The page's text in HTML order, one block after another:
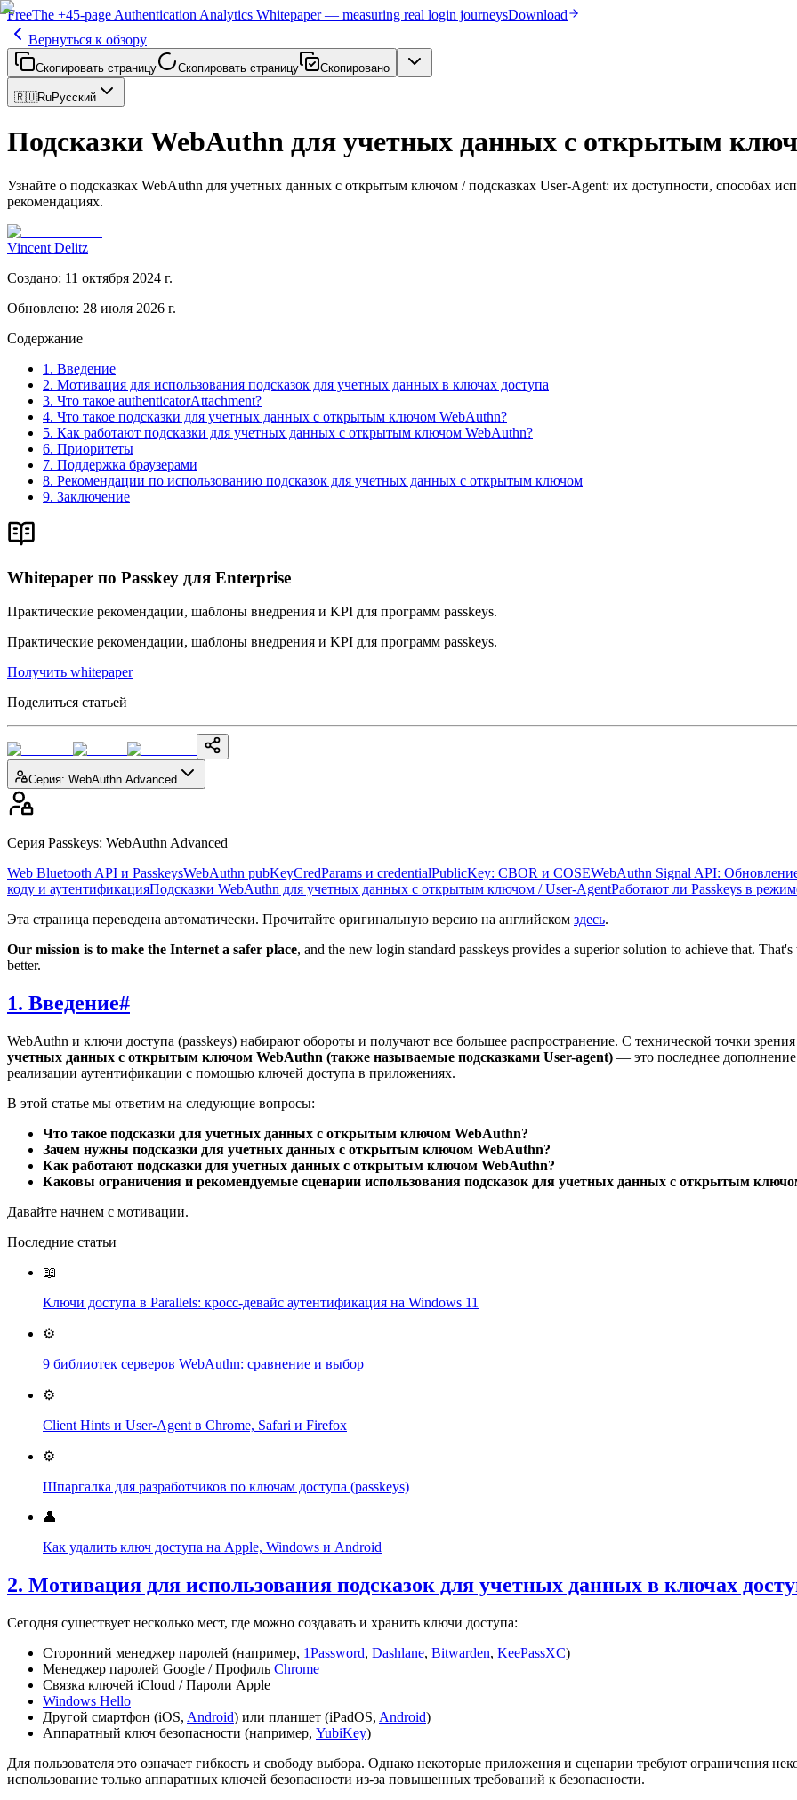
FreeThe +45-page Authentication Analytics Whitepaper — measuring real login journeysDownload
Вернуться к обзору
Скопировать страницу Скопировать страницу Скопировано
🇷🇺RuРусский
Подсказки WebAuthn для учетных данных с открытым
Узнайте о подсказках WebAuthn для учетных данных с открытым ключом / подсказках User-Agent: их доступности, способах
рекомендациях.
Vincent Delitz
Создано: 11 октября 2024 г.
Обновлено: 28 июля 2026 г.
Содержание
1. Введение
2. Мотивация для использования подсказок для учетных данных в ключах доступа
3. Что такое authenticatorAttachment?
4. Что такое подсказки для учетных данных с открытым ключом WebAuthn?
5. Как работают подсказки для учетных данных с открытым ключом WebAuthn?
6. Приоритеты
7. Поддержка браузерами
8. Рекомендации по использованию подсказок для учетных данных с открытым ключом
9. Заключение
Whitepaper по Passkey для Enterprise
Практические рекомендации, шаблоны внедрения и KPI для программ passkeys.
Практические рекомендации, шаблоны внедрения и KPI для программ passkeys.
Получить whitepaper
Поделиться статьей
Серия: WebAuthn Advanced
Серия Passkeys: WebAuthn Advanced
Web Bluetooth API и PasskeysWebAuthn pubKeyCredParams и credentialPublicKey: CBOR и COSEWebAuthn Signal API:
коду и аутентификацияПодсказки WebAuthn для учетных данных с открытым ключом / User-AgentРаботают ли Passkeys в
Эта страница переведена автоматически. Прочитайте оригинальную версию на английском здесь.
Our mission is to make the Internet a safer place, and the new login standard passkeys provides a superior solution to achieve that.
better.
1. Введение#
WebAuthn и ключи доступа (passkeys) набирают обороты и получают все большее распространение. С технической точки
учетных данных с открытым ключом WebAuthn (также называемые подсказками User-agent) — это последнее
реализации аутентификации с помощью ключей доступа в приложениях.
В этой статье мы ответим на следующие вопросы:
Что такое подсказки для учетных данных с открытым ключом WebAuthn?
Зачем нужны подсказки для учетных данных с открытым ключом WebAuthn?
Как работают подсказки для учетных данных с открытым ключом WebAuthn?
Каковы ограничения и рекомендуемые сценарии использования подсказок для учетных данных с открытым
Давайте начнем с мотивации.
Последние статьи
📖
Ключи доступа в Parallels: кросс-девайс аутентификация на Windows 11
⚙️
9 библиотек серверов WebAuthn: сравнение и выбор
⚙️
Client Hints и User-Agent в Chrome, Safari и Firefox
⚙️
Шпаргалка для разработчиков по ключам доступа (passkeys)
👤
Как удалить ключ доступа на Apple, Windows и Android
2. Мотивация для использования подсказок для учетных данных в ключах
Сегодня существует несколько мест, где можно создавать и хранить ключи доступа:
Сторонний менеджер паролей (например, 1Password, Dashlane, Bitwarden, KeePassXC)
Менеджер паролей Google / Профиль Chrome
Связка ключей iCloud / Пароли Apple
Windows Hello
Другой смартфон (iOS, Android) или планшет (iPadOS, Android)
Аппаратный ключ безопасности (например, YubiKey)
Для пользователя это означает гибкость и свободу выбора. Однако некоторые приложения и сценарии требуют ограничения
использование только аппаратных ключей безопасности из-за повышенных требований к безопасности.